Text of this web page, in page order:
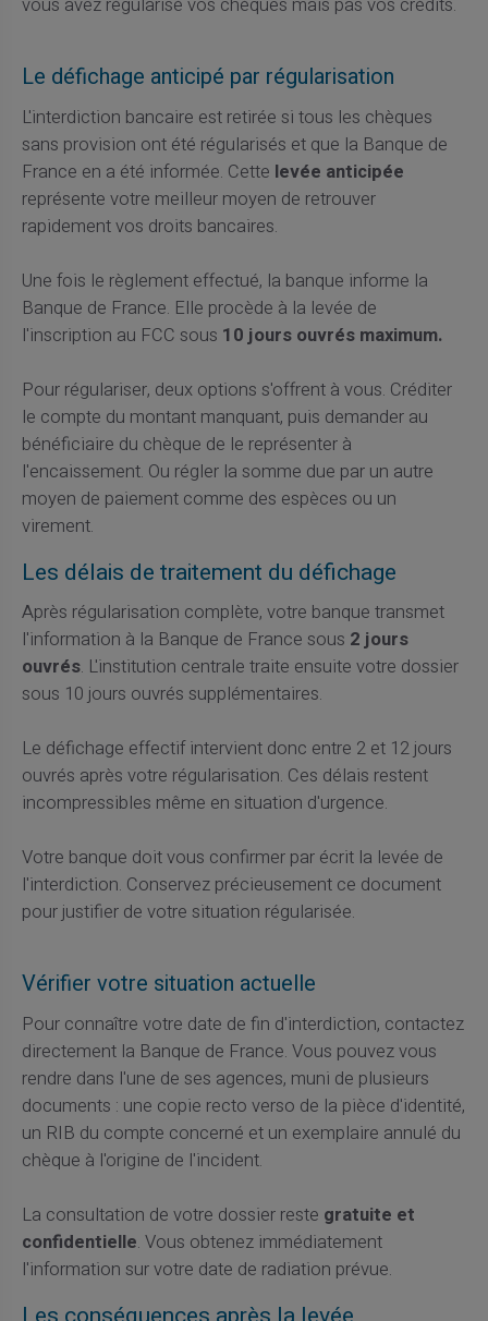
vous avez régularisé vos chèques mais pas vos crédits.
Le défichage anticipé par régularisation
L'interdiction bancaire est retirée si tous les chèques
sans provision ont été régularisés et que la Banque de
France en a été informée. Cette levée anticipée
représente votre meilleur moyen de retrouver
rapidement vos droits bancaires.
Une fois le règlement effectué, la banque informe la
Banque de France. Elle procède à la levée de
l'inscription au FCC sous 10 jours ouvrés maximum.
Pour régulariser, deux options s'offrent à vous. Créditer
le compte du montant manquant, puis demander au
bénéficiaire du chèque de le représenter à
l'encaissement. Ou régler la somme due par un autre
moyen de paiement comme des espèces ou un
virement.
Les délais de traitement du défichage
Après régularisation complète, votre banque transmet
l'information à la Banque de France sous 2 jours
ouvrés. L'institution centrale traite ensuite votre dossier
sous 10 jours ouvrés supplémentaires.
Le défichage effectif intervient donc entre 2 et 12 jours
ouvrés après votre régularisation. Ces délais restent
incompressibles même en situation d'urgence.
Votre banque doit vous confirmer par écrit la levée de
l'interdiction. Conservez précieusement ce document
pour justifier de votre situation régularisée.
Vérifier votre situation actuelle
Pour connaître votre date de fin d'interdiction, contactez
directement la Banque de France. Vous pouvez vous
rendre dans l'une de ses agences, muni de plusieurs
documents : une copie recto verso de la pièce d'identité,
un RIB du compte concerné et un exemplaire annulé du
chèque à l'origine de l'incident.
La consultation de votre dossier reste gratuite et
confidentielle. Vous obtenez immédiatement
l'information sur votre date de radiation prévue.